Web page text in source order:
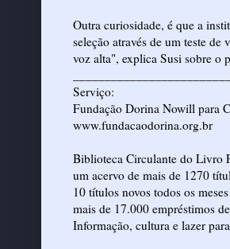
Outra curiosidade, é que a
seleção através de um teste
voz alta", explica Susi sobre o
Serviço:
Fundação Dorina Nowill para
www.fundacaodorina.org.br
Biblioteca Circulante do Livro
um acervo de mais de 1270
10 títulos novos todos os meses
mais de 17.000 empréstimos
Informação, cultura e lazer